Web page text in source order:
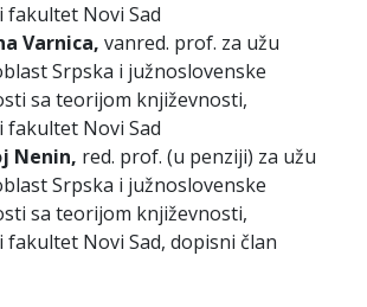
fakultet Novi Sad
Varnica, vanred. prof. za užu
Srpska i južnoslovenske
sa teorijom književnosti,
fakultet Novi Sad
Nenin, red. prof. (u penziji) za užu
Srpska i južnoslovenske
sa teorijom književnosti,
fakultet Novi Sad, dopisni član